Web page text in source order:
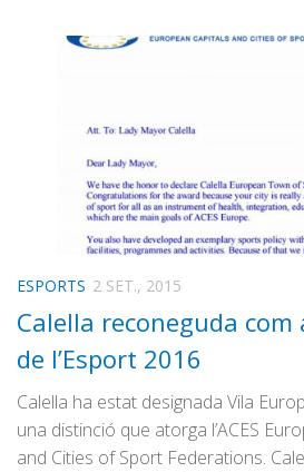
ESPORTS 2 SET., 2015
Calella reconeguda com
de l’Esport 2016
Calella ha estat designada Vila
una distinció que atorga l’ACES
and Cities of Sport Federations.